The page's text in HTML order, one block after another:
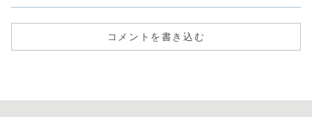
コメントを書き込む